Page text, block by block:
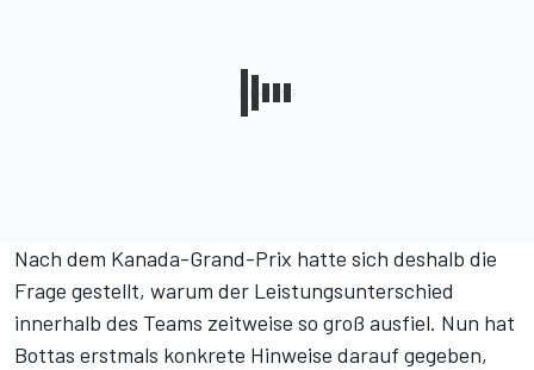
Nach dem Kanada-Grand-Prix hatte sich deshalb die
Frage gestellt, warum der Leistungsunterschied
innerhalb des Teams zeitweise so groß ausfiel. Nun hat
Bottas erstmals konkrete Hinweise darauf gegeben,